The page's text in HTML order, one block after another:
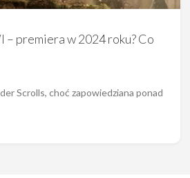
– premiera w 2024 roku? Co
Scrolls, choć zapowiedziana ponad